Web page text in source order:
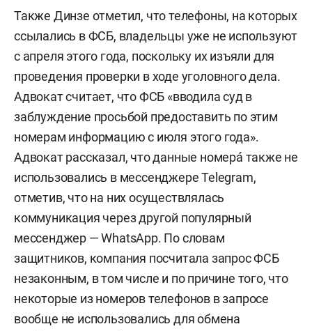
Также Динзе отметил, что телефоны, на которых
ссылались в ФСБ, владельцы уже не используют
с апреля этого года, поскольку их изъяли для
проведения проверки в ходе уголовного дела.
Адвокат считает, что ФСБ «вводила суд в
заблуждение просьбой предоставить по этим
номерам информацию с июля этого года».
Адвокат рассказал, что данные номерá также не
использовались в мессенджере Telegram,
отметив, что на них осуществлялась
коммуникация через другой популярный
мессенджер — WhatsApp. По словам
защитников, компания посчитала запрос ФСБ
незаконным, в том числе и по причине того, что
некоторые из номеров телефонов в запросе
вообще не использовались для обмена